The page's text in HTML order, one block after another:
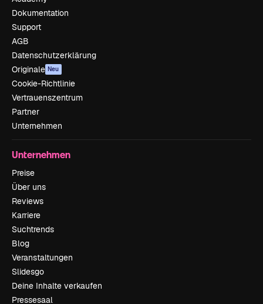
Dokumentation
Support
AGB
Datenschutzerklärung
Originale Neu
Cookie-Richtlinie
Vertrauenszentrum
Partner
Unternehmen
Unternehmen
Preise
Über uns
Reviews
Karriere
Suchtrends
Blog
Veranstaltungen
Slidesgo
Deine Inhalte verkaufen
Pressesaal